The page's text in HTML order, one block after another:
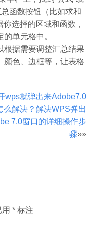
函数按钮（比如求和
选择的区域和函数，
单元格中。
根据需要调整汇总结果
颜色、边框等，让表格
wps就弹出来Adobe7.0
么解决？解决WPS弹出
7.0窗口的详细操作步
骤»»
用 * 标注